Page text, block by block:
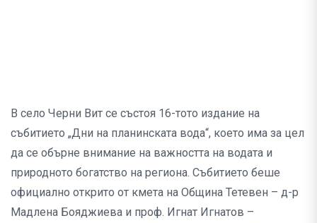
В село Черни Вит се състоя 16-тото издание на
събитието „Дни на планинската вода“, което има за цел
да се обърне внимание на важността на водата и
природното богатство на региона. Събитието беше
официално открито от кмета на Община Тетевен – д-р
Мадлена Бояджиева и проф. Игнат Игнатов –